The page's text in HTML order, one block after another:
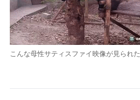
こんな母性サティスファイ映像が見られた